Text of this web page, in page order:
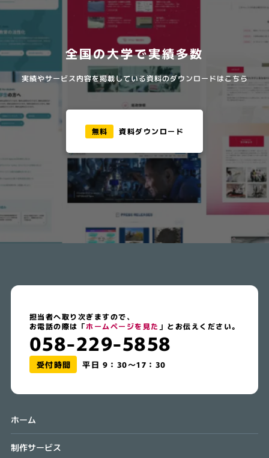
全国の大学で実績多数
実績やサービス内容を掲載している資料のダウンロードはこちら
無料 資料ダウンロード
担当者へ取り次ぎますので、
お電話の際は「ホームページを見た 」とお伝えください。
058-229-5858
受付時間 平日 9：30～17：30
ホーム
制作サービス